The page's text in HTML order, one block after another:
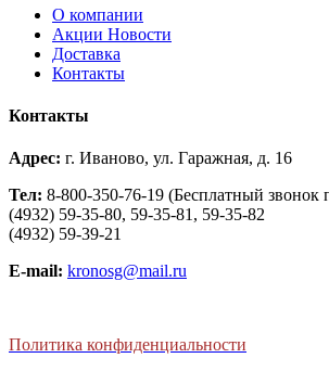
О компании
Aкции Новости
Доставка
Контакты
Контакты
Адрес: г. Иваново, ул. Гаражная, д. 16
Тел: 8-800-350-76-19 (Бесплатный
(4932) 59-35-80, 59-35-81, 59-35-82
(4932) 59-39-21
E-mail: kronosg@mail.ru
Политика конфиденциальности